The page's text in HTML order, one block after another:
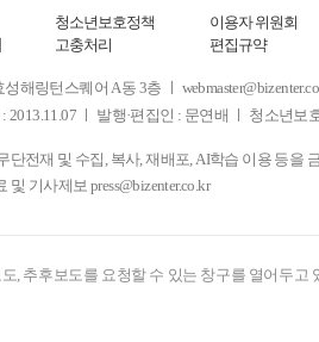
청소년보호정책
고충처리
이용자 위원회
편집규약
링턴스퀘어 A동 3층 ㅣ
ㅣ 발행·편집인 : 문연배 ㅣ 청소년보
전재 및 수집, 복사, 재배포, AI학습 이용 등을
및 기사제보 press@bizenter.co.kr
, 추후보도를 요청할 수 있는 창구를 열어두고